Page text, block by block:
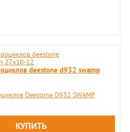
deestone d932 swamp
Deestone D932 SWAMP